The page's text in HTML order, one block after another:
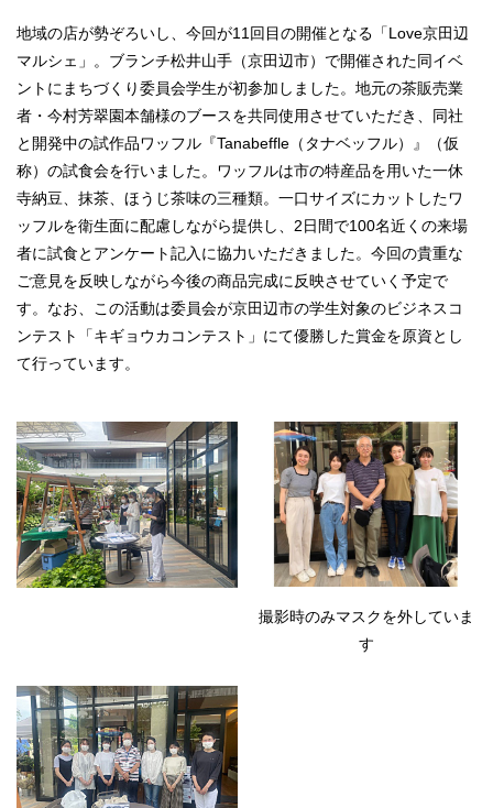
地域の店が勢ぞろいし、今回が11回目の開催となる「Love京田辺
マルシェ」。ブランチ松井山手（京田辺市）で開催された同イベ
ントにまちづくり委員会学生が初参加しました。地元の茶販売業
者・今村芳翠園本舗様のブースを共同使用させていただき、同社
と開発中の試作品ワッフル『Tanabeffle（タナベッフル）』（仮
称）の試食会を行いました。ワッフルは市の特産品を用いた一休
寺納豆、抹茶、ほうじ茶味の三種類。一口サイズにカットしたワ
ッフルを衛生面に配慮しながら提供し、2日間で100名近くの来場
者に試食とアンケート記入に協力いただきました。今回の貴重な
ご意見を反映しながら今後の商品完成に反映させていく予定で
す。なお、この活動は委員会が京田辺市の学生対象のビジネスコ
ンテスト「キギョウカコンテスト」にて優勝した賞金を原資とし
て行っています。
撮影時のみマスクを外していま
す